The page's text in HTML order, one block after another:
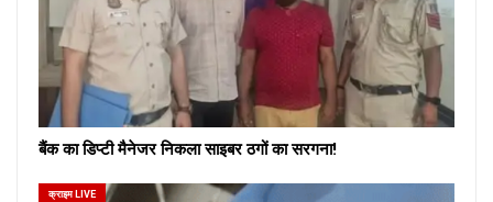
बैंक का डिप्टी मैनेजर निकला साइबर ठगों का सरगना!
क्राइम LIVE